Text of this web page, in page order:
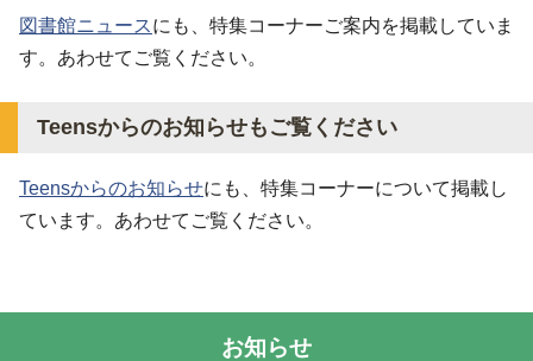
図書館ニュースにも、特集コーナーご案内を掲載していま
す。あわせてご覧ください。
Teensからのお知らせもご覧ください
Teensからのお知らせにも、特集コーナーについて掲載し
ています。あわせてご覧ください。
お知らせ